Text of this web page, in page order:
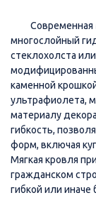
Современная
многослойный
стеклохолста
каменной
ультрафиолета,
материалу
гибкость,
форм, включая
Мягкая кровля
гражданском
гибкой или